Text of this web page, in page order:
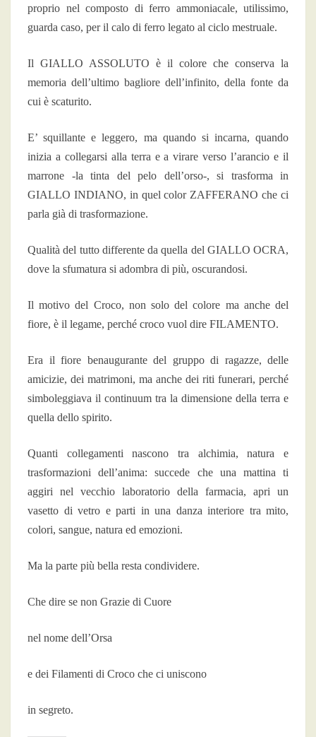
proprio nel composto di ferro ammoniacale, utilissimo,
guarda caso, per il calo di ferro legato al ciclo mestruale.
Il GIALLO ASSOLUTO è il colore che conserva la
memoria dell’ultimo bagliore dell’infinito, della fonte da
cui è scaturito.
E’ squillante e leggero, ma quando si incarna, quando
inizia a collegarsi alla terra e a virare verso l’arancio e il
marrone -la tinta del pelo dell’orso-, si trasforma in
GIALLO INDIANO, in quel color ZAFFERANO che ci
parla già di trasformazione.
Qualità del tutto differente da quella del GIALLO OCRA,
dove la sfumatura si adombra di più, oscurandosi.
Il motivo del Croco, non solo del colore ma anche del
fiore, è il legame, perché croco vuol dire FILAMENTO.
Era il fiore benaugurante del gruppo di ragazze, delle
amicizie, dei matrimoni, ma anche dei riti funerari, perché
simboleggiava il continuum tra la dimensione della terra e
quella dello spirito.
Quanti collegamenti nascono tra alchimia, natura e
trasformazioni dell’anima: succede che una mattina ti
aggiri nel vecchio laboratorio della farmacia, apri un
vasetto di vetro e parti in una danza interiore tra mito,
colori, sangue, natura ed emozioni.
Ma la parte più bella resta condividere.
Che dire se non Grazie di Cuore
nel nome dell’Orsa
e dei Filamenti di Croco che ci uniscono
in segreto.